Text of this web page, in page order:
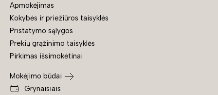
Apmokėjimas
Kokybės ir priežiūros taisyklės
Pristatymo sąlygos
Prekių grąžinimo taisyklės
Pirkimas išsimokėtinai
Mokėjimo būdai
Grynaisiais